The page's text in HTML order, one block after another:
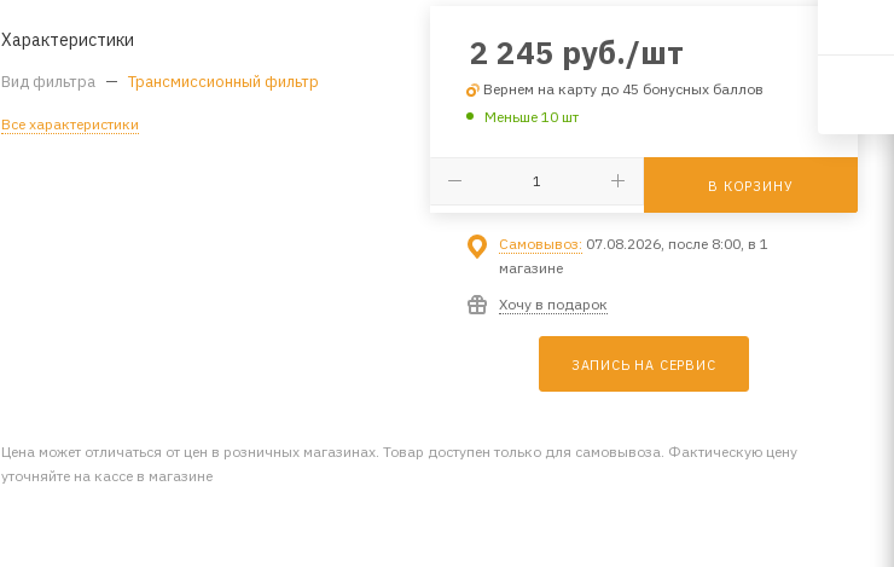
Характеристики
Вид фильтра — Трансмиссионный фильтр
Все характеристики
2 245 руб./шт
Вернем на карту до 45 бонусных баллов
Меньше 10 шт
В КОРЗИНУ
Самовывоз: 07.08.2026, после 8:00, в 1
магазине
Хочу в подарок
ЗАПИСЬ НА СЕРВИС
Цена может отличаться от цен в розничных магазинах. Товар доступен только для самовывоза. Фактическую цену
уточняйте на кассе в магазине